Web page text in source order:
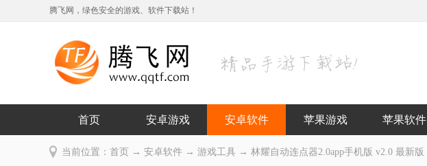
腾飞网，绿色安全的游戏、软件下载站！
首页 安卓游戏 安卓软件 苹果游戏 苹果软件
当前位置： 首页 → 安卓软件 → 游戏工具 → 林耀自动连点器2.0app手机版 v2.0 最新版